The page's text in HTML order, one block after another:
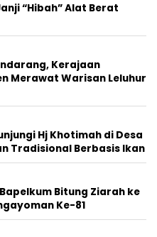
“Hibah” Alat Berat
Kerajaan
Merawat Warisan Leluhur
Hj Khotimah di Desa
Tradisional Berbasis Ikan
Bitung Ziarah ke
Ke-81